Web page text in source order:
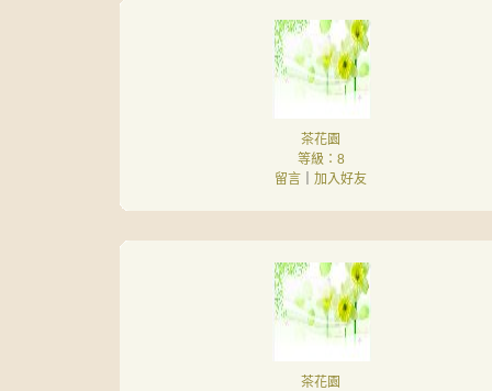
茶花園
等級：8
留言 ｜加入好友
茶花園